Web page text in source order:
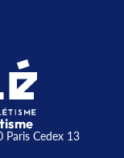
Cedex 13